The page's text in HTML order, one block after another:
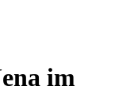
im